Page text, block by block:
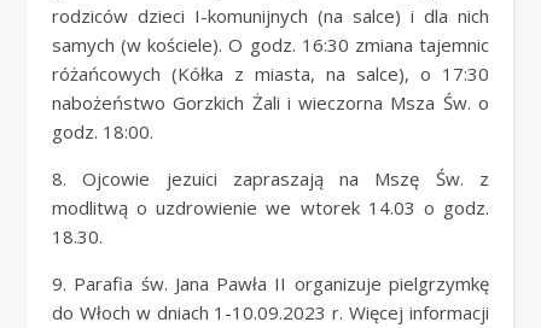
rodziców dzieci I-komunijnych (na salce) i dla nich
samych (w kościele). O godz. 16:30 zmiana tajemnic
różańcowych (Kółka z miasta, na salce), o 17:30
nabożeństwo Gorzkich Żali i wieczorna Msza Św. o
godz. 18:00.
8. Ojcowie jezuici zapraszają na Mszę Św. z
modlitwą o uzdrowienie we wtorek 14.03 o godz.
18.30.
9. Parafia św. Jana Pawła II organizuje pielgrzymkę
do Włoch w dniach 1-10.09.2023 r. Więcej informacji